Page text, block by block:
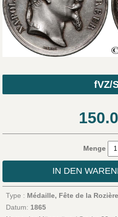
fVZ/
Menge
IN DEN
Type : Médaille, Fête de la
Datum: 1865